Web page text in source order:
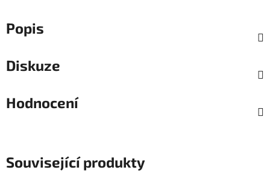
Popis
Diskuze
Hodnocení
Související produkty